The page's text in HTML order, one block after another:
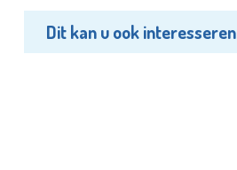
Dit kan u ook interesseren